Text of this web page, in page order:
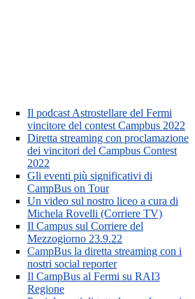
Il podcast Astrostellare del Fermi
vincitore del contest Campbus 2022
Diretta streaming con proclamazione
dei vincitori del Campbus Contest
2022
Gli eventi più significativi di
CampBus on Tour
Un video sul nostro liceo a cura di
Michela Rovelli (Corriere TV)
Il Campus sul Corriere del
Mezzogiorno 23.9.22
CampBus la diretta streaming con i
nostri social reporter
Il CampBus al Fermi su RAI3
Regione